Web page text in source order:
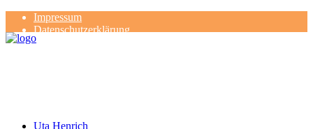
Impressum
Datenschutzerklärung
Kontakt
Uta Henrich